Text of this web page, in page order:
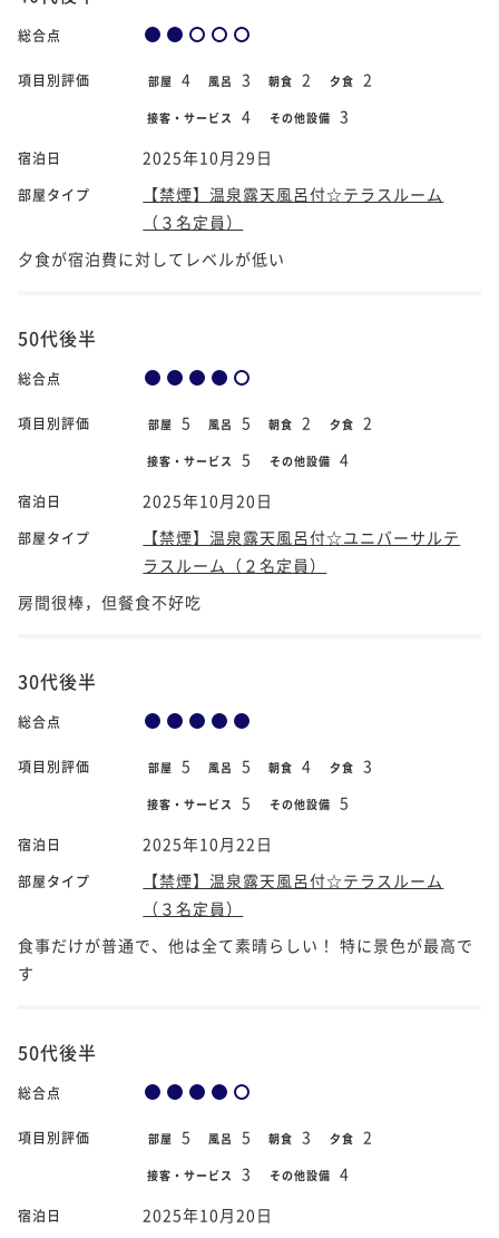
総合点
項目別評価 部屋 4 風呂 3 朝食 2 夕食 2
接客・サービス 4 その他設備 3
宿泊日 2025年10月29日
部屋タイプ
【禁煙】温泉露天風呂付☆テラスルーム
（３名定員）
夕食が宿泊費に対してレベルが低い
50代後半
総合点
項目別評価 部屋 5 風呂 5 朝食 2 夕食 2
接客・サービス 5 その他設備 4
宿泊日 2025年10月20日
部屋タイプ
【禁煙】温泉露天風呂付☆ユニバーサルテ
ラスルーム（２名定員）
房間很棒，但餐食不好吃
30代後半
総合点
項目別評価 部屋 5 風呂 5 朝食 4 夕食 3
接客・サービス 5 その他設備 5
宿泊日 2025年10月22日
部屋タイプ
【禁煙】温泉露天風呂付☆テラスルーム
（３名定員）
食事だけが普通で、他は全て素晴らしい！ 特に景色が最高で
す
50代後半
総合点
項目別評価 部屋 5 風呂 5 朝食 3 夕食 2
接客・サービス 3 その他設備 4
宿泊日 2025年10月20日